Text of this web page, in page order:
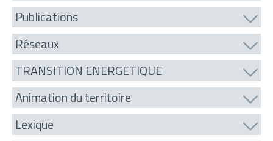
Publications
Réseaux
TRANSITION ENERGETIQUE
Animation du territoire
Lexique